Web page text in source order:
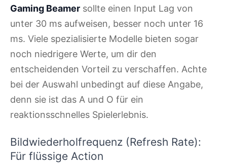
Gaming Beamer sollte einen Input Lag von
unter 30 ms aufweisen, besser noch unter 16
ms. Viele spezialisierte Modelle bieten sogar
noch niedrigere Werte, um dir den
entscheidenden Vorteil zu verschaffen. Achte
bei der Auswahl unbedingt auf diese Angabe,
denn sie ist das A und O für ein
reaktionsschnelles Spielerlebnis.
Bildwiederholfrequenz (Refresh Rate):
Für flüssige Action